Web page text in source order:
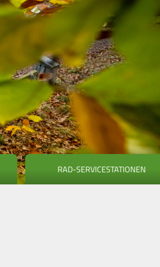
RAD-SERVICESTATIONEN